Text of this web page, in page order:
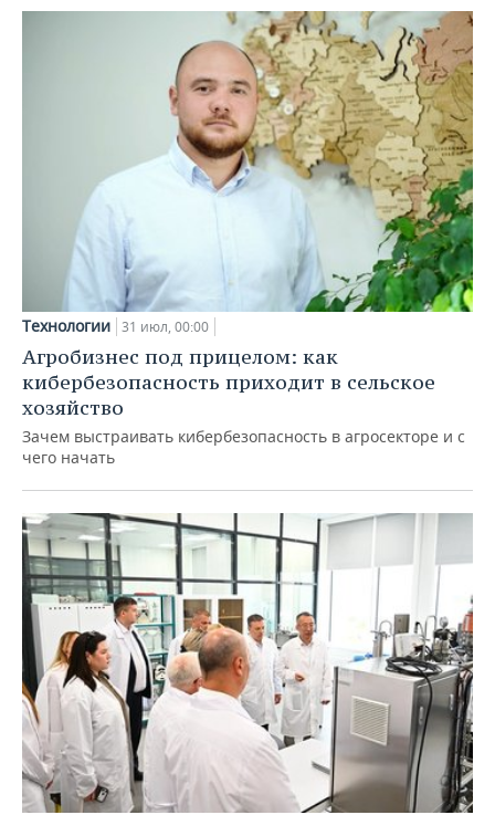
Технологии 31 июл, 00:00
Агробизнес под прицелом: как
кибербезопасность приходит в сельское
хозяйство
Зачем выстраивать кибербезопасность в агросекторе и с
чего начать